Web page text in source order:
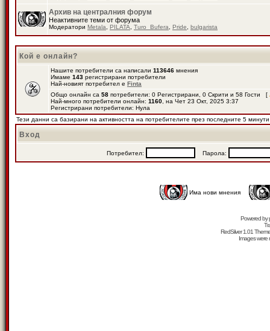
Архив на централния форум
Неактивните теми от форума
Модератори Metala PILATA Turo_Bufera Pride bulgarista
Кой е онлайн?
Нашите потребители са написали 113646 мнения
Имаме 143 регистрирани потребители
Най-новият потребител е Finta
Общо онлайн са 58 потребители: 0 Регистрирани, 0 Скрити и 58 Гости [
Най-много потребители онлайн: 1160 , на Чет 23 Окт, 2025 3:37
Регистрирани потребители: Нула
Тези данни са базирани на активността на потребителите през последните 5 минути
Вход
Потребител: Парола:
Има нови мнения
Powered by
RedSilver 1.01
Images were